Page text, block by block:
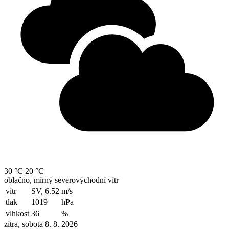
30 °C 20 °C
oblačno, mírný severovýchodní vítr
vítr
SV, 6.52 m/s
tlak
1019
hPa
vlhkost 36
%
zítra, sobota 8. 8. 2026